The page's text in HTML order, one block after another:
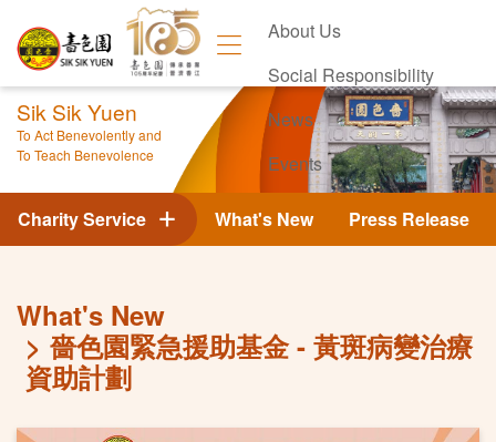
About Us
Social Responsibility
News
Events
Contact Us
Sik Sik Yuen
To Act Benevolently and
To Teach Benevolence
What's New Press Release
Charity Service
What's New
嗇色園緊急援助基金 - 黃斑病變治療
資助計劃